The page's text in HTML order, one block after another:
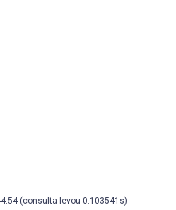
(consulta levou 0.103541s)